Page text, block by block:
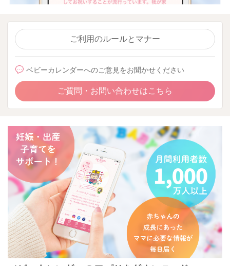
ご利用のルールとマナー
ベビーカレンダーへのご意見をお聞かせください
ご質問・お問い合わせはこちら